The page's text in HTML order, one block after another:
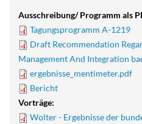
Ausschreibung/ Programm als
Tagungsprogramm A-1219
Draft Recommendation
Management And Integration
ergebnisse_mentimeter.pdf
Bericht
Vorträge:
Wolter - Ergebnisse der